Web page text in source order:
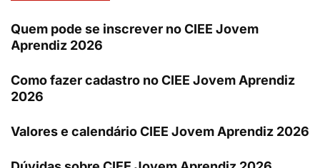
Quem pode se inscrever no CIEE Jovem
Aprendiz 2026
Como fazer cadastro no CIEE Jovem Aprendiz
2026
Valores e calendário CIEE Jovem Aprendiz 2026